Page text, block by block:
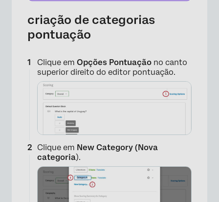
criação de categorias
pontuação
Clique em Opções Pontuação no canto
superior direito do editor pontuação.
Clique em New Category (Nova
categoria).